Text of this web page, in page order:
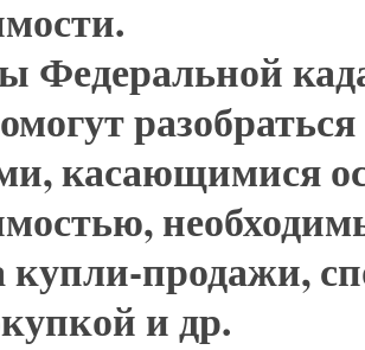
Федеральной
касающимися
купли-продажи,
и др.